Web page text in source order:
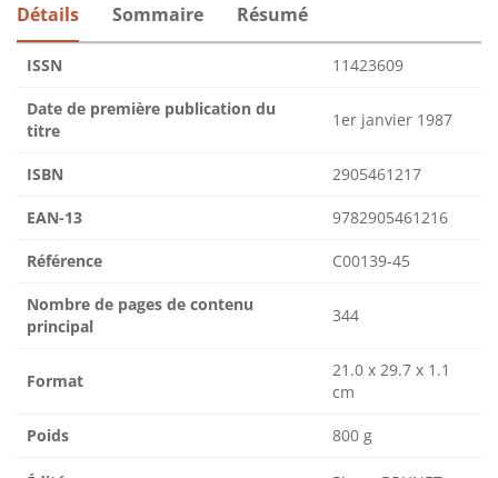
Détails Sommaire Résumé
ISSN 11423609
Date de première publication du
titre
1er janvier 1987
ISBN 2905461217
EAN-13 9782905461216
Référence C00139-45
Nombre de pages de contenu
principal
344
Format
21.0 x 29.7 x 1.1
cm
Poids 800 g